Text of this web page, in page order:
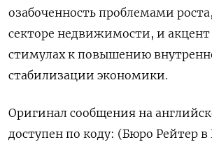
озабоченность проблемами
секторе недвижимости, и акцент
стимулах к повышению
стабилизации экономики.
Оригинал сообщения на
доступен по коду: (Бюро Рейтер